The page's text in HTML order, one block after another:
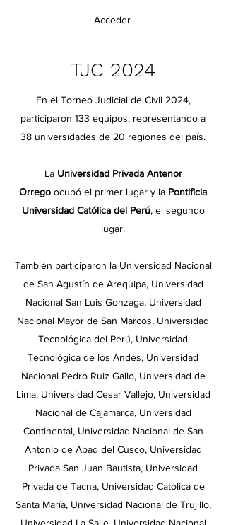
Acceder
TJC 2024
En el Torneo Judicial de Civil 2024,
participaron 133 equipos, representando a
38 universidades de 20 regiones del país.
La Universidad Privada Antenor
Orrego ocupó el primer lugar y la Pontificia
Universidad Católica del Perú, el segundo
lugar.
También participaron la Universidad Nacional
de San Agustín de Arequipa, Universidad
Nacional San Luis Gonzaga, Universidad
Nacional Mayor de San Marcos, Universidad
Tecnológica del Perú, Universidad
Tecnológica de los Andes, Universidad
Nacional Pedro Ruiz Gallo, Universidad de
Lima, Universidad Cesar Vallejo, Universidad
Nacional de Cajamarca, Universidad
Continental, Universidad Nacional de San
Antonio de Abad del Cusco, Universidad
Privada San Juan Bautista, Universidad
Privada de Tacna, Universidad Católica de
Santa María, Universidad Nacional de Trujillo,